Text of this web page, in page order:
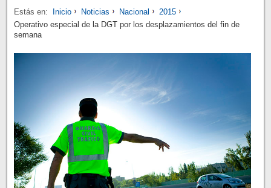
Estás en: Inicio Noticias Nacional
2015
Operativo especial de la DGT por los desplazamientos del fin de
semana